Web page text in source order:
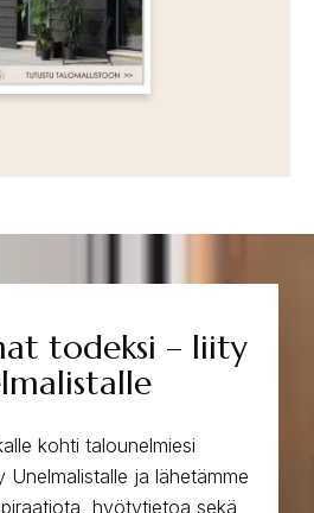
todeksi – liity
kohti talounelmiesi
Unelmalistalle ja lähetämme
hyötytietoa sekä